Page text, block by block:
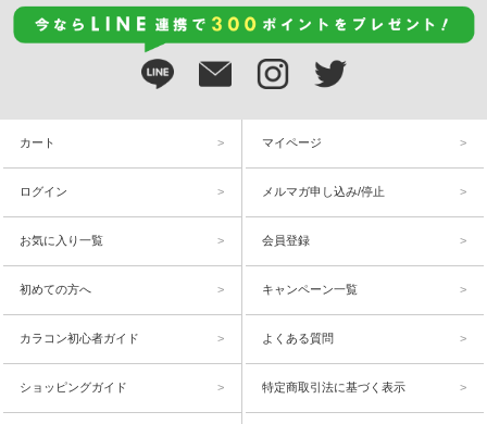
カート マイページ
ログイン メルマガ申し込み/停止
お気に入り一覧 会員登録
初めての方へ キャンペーン一覧
カラコン初心者ガイド よくある質問
ショッピングガイド 特定商取引法に基づく表示